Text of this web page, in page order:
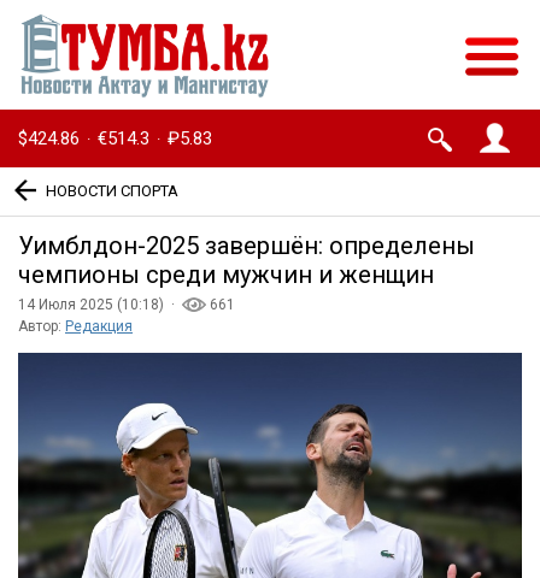
$424.86 · €514.3 · ₽5.83
НОВОСТИ СПОРТА
Уимблдон-2025 завершён: определены
чемпионы среди мужчин и женщин
14 Июля 2025 (10:18) ·
661
Автор: Редакция